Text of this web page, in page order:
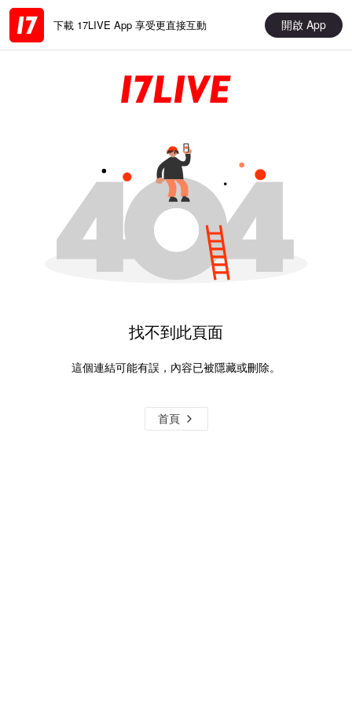
下載 17LIVE App 享受更直接互動 開啟 App
找不到此頁面
這個連結可能有誤，內容已被隱藏或刪除。
首頁